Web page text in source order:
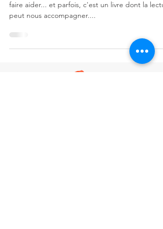
faire aider... et parfois, c'est un livre dont la
peut nous accompagner....